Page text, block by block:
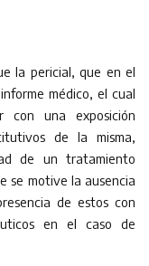
la pericial, que en el
médico, el cual
una exposición
de la misma,
de un tratamiento
se motive la ausencia
de estos con
en el caso de